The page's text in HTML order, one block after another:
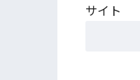
サイト